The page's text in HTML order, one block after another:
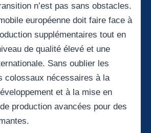
n’est pas sans obstacles.
européenne doit faire face à
supplémentaires tout en
de qualité élevé et une
Sans oublier les
colossaux nécessaires à la
et à la mise en
production avancées pour des